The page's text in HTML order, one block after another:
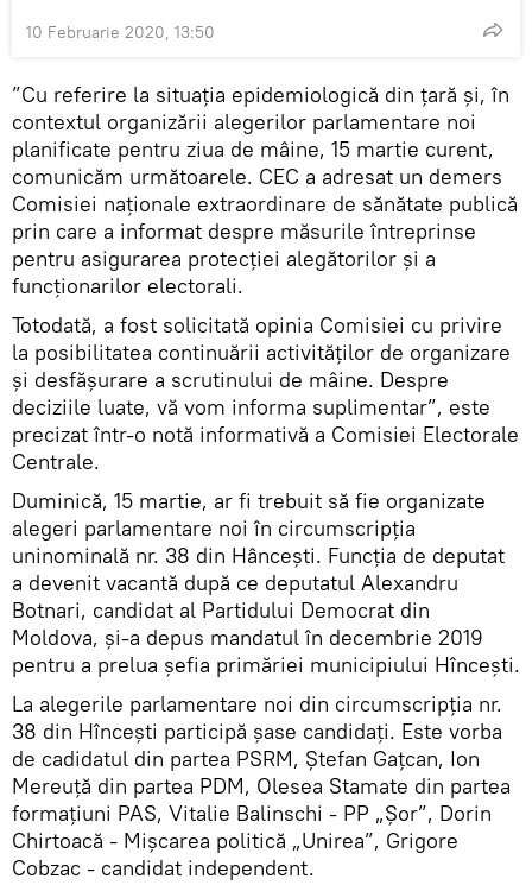
10 Februarie 2020, 13:50
”Cu referire la situația epidemiologică din țară și, în
contextul organizării alegerilor parlamentare noi
planificate pentru ziua de mâine, 15 martie curent,
comunicăm următoarele. CEC a adresat un demers
Comisiei naționale extraordinare de sănătate publică
prin care a informat despre măsurile întreprinse
pentru asigurarea protecției alegătorilor și a
funcționarilor electorali.
Totodată, a fost solicitată opinia Comisiei cu privire
la posibilitatea continuării activităților de organizare
și desfășurare a scrutinului de mâine. Despre
deciziile luate, vă vom informa suplimentar”, este
precizat într-o notă informativă a Comisiei Electorale
Centrale.
Duminică, 15 martie, ar fi trebuit să fie organizate
alegeri parlamentare noi în circumscripția
uninominală nr. 38 din Hâncești. Funcția de deputat
a devenit vacantă după ce deputatul Alexandru
Botnari, candidat al Partidului Democrat din
Moldova, și-a depus mandatul în decembrie 2019
pentru a prelua șefia primăriei municipiului Hîncești.
La alegerile parlamentare noi din circumscripția nr.
38 din Hîncești participă șase candidați. Este vorba
de cadidatul din partea PSRM, Ștefan Gațcan, Ion
Mereuță din partea PDM, Olesea Stamate din partea
formațiuni PAS, Vitalie Balinschi - PP „Șor”, Dorin
Chirtoacă - Mișcarea politică „Unirea”, Grigore
Cobzac - candidat independent.